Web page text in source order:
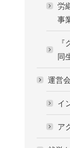
労
事
同
運営
イ
ア